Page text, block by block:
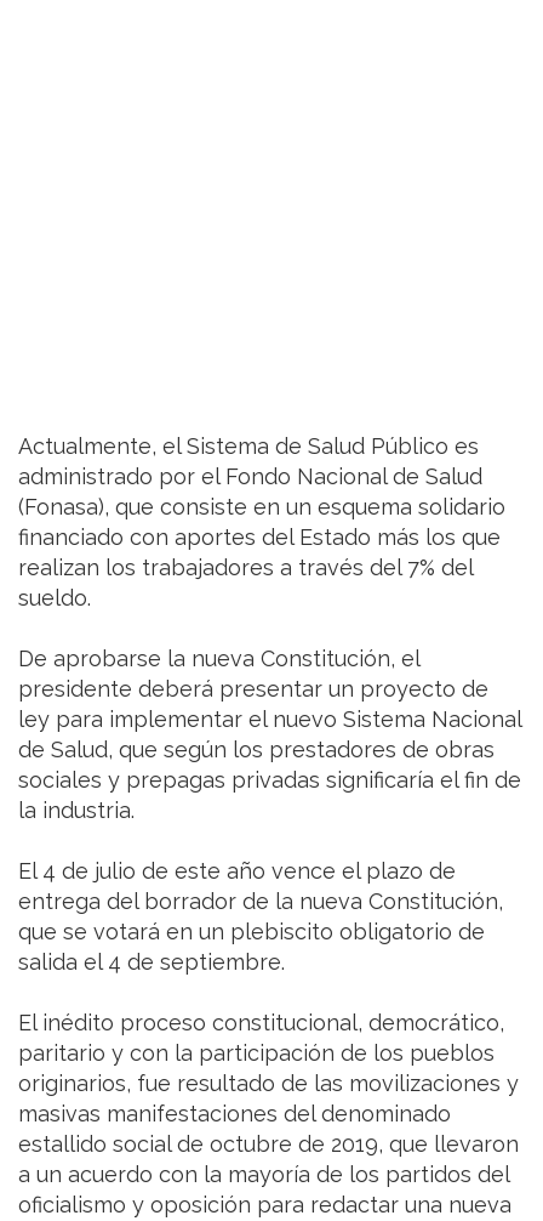
Actualmente, el Sistema de Salud Público es
administrado por el Fondo Nacional de Salud
(Fonasa), que consiste en un esquema solidario
financiado con aportes del Estado más los que
realizan los trabajadores a través del 7% del
sueldo.
De aprobarse la nueva Constitución, el
presidente deberá presentar un proyecto de
ley para implementar el nuevo Sistema Nacional
de Salud, que según los prestadores de obras
sociales y prepagas privadas significaría el fin de
la industria.
El 4 de julio de este año vence el plazo de
entrega del borrador de la nueva Constitución,
que se votará en un plebiscito obligatorio de
salida el 4 de septiembre.
El inédito proceso constitucional, democrático,
paritario y con la participación de los pueblos
originarios, fue resultado de las movilizaciones y
masivas manifestaciones del denominado
estallido social de octubre de 2019, que llevaron
a un acuerdo con la mayoría de los partidos del
oficialismo y oposición para redactar una nueva